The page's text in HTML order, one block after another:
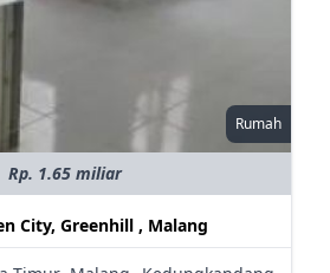
Rumah
Rp. 1.65 miliar
City, Greenhill , Malang